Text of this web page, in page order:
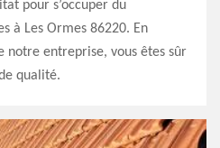
pour s’occuper du
à Les Ormes 86220. En
notre entreprise, vous êtes sûr
qualité.